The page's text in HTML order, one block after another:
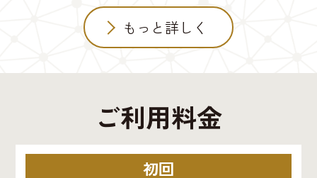
もっと詳しく
ご利用料金
初回